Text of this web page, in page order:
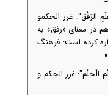
الرِّفْق‏": غرر الحکمو
ابجدی هم در معنای «رفق» به
کرده است: فرهنگ
الْحِلْم‏": غرر الحکم و